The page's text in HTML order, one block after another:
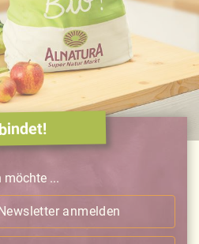
möchte ...
anmelden